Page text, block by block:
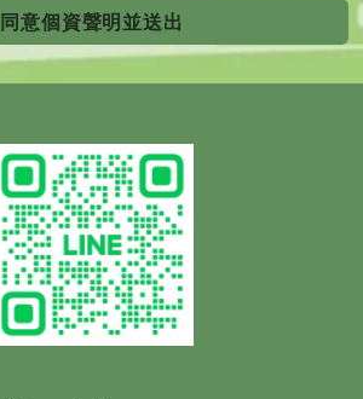
同意個資聲明並送出